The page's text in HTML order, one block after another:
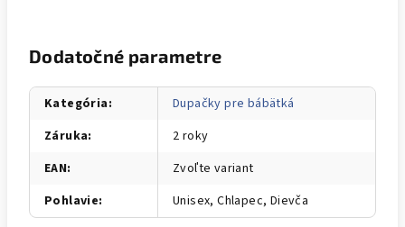
Dodatočné parametre
Kategória:
Dupačky pre bábätká
Záruka:
2 roky
EAN:
Zvoľte variant
Pohlavie: Unisex, Chlapec, Dievča